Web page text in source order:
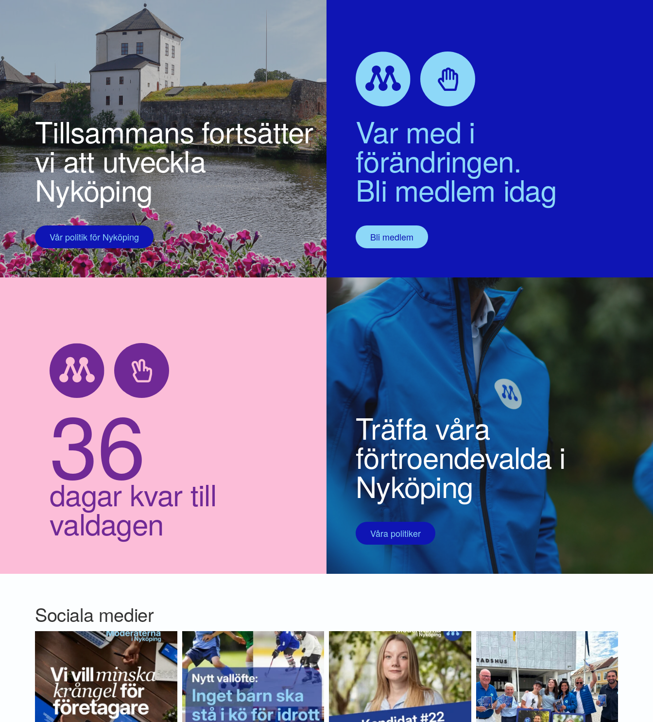
Tillsammans fortsätter
vi att utveckla
Nyköping
Vår politik för Nyköping
Var med i
förändringen.
Bli medlem idag
Bli medlem
36
dagar kvar till
valdagen
Träffa våra
förtroendevalda i
Nyköping
Våra politiker
Sociala medier